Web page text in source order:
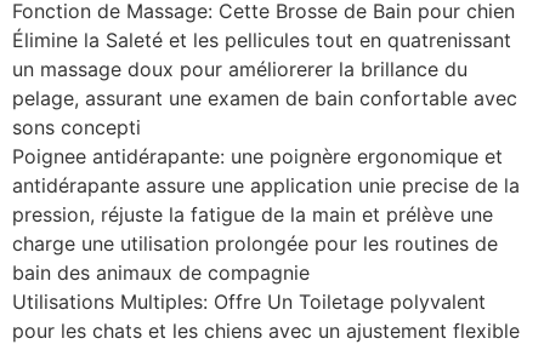
Fonction de Massage: Cette Brosse de Bain pour chien
Élimine la Saleté et les pellicules tout en quatrenissant
un massage doux pour améliorerer la brillance du
pelage, assurant une examen de bain confortable avec
sons concepti
Poignee antidérapante: une poignère ergonomique et
antidérapante assure une application unie precise de la
pression, réjuste la fatigue de la main et prélève une
charge une utilisation prolongée pour les routines de
bain des animaux de compagnie
Utilisations Multiples: Offre Un Toiletage polyvalent
pour les chats et les chiens avec un ajustement flexible